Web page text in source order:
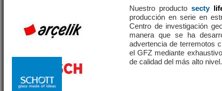
Nuestro productosecty
producción en serie en
Centro de investigación
manera que se ha
advertencia de terremotos
el GFZ mediante
de calidad del más alto nivel.